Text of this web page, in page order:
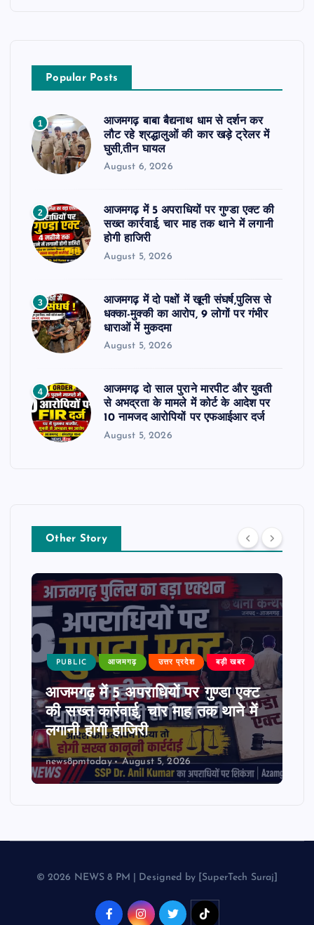
Popular Posts
1
आजमगढ़ बाबा बैद्यनाथ धाम से दर्शन कर
लौट रहे श्रद्धालुओं की कार खड़े ट्रेलर में
घुसी,तीन घायल
August 6, 2026
2
आजमगढ़ में 5 अपराधियों पर गुण्डा एक्ट की
सख्त कार्रवाई, चार माह तक थाने में लगानी
होगी हाजिरी
August 5, 2026
3
आजमगढ़ में दो पक्षों में खूनी संघर्ष,पुलिस से
धक्का-मुक्की का आरोप, 9 लोगों पर गंभीर
धाराओं में मुकदमा
August 5, 2026
4
आजमगढ़ दो साल पुराने मारपीट और युवती
से अभद्रता के मामले में कोर्ट के आदेश पर
10 नामजद आरोपियों पर एफआईआर दर्ज
August 5, 2026
Other Story
PUBLIC आजमगढ़ उत्तर प्रदेश बड़ी खबर
आजमगढ़ में 5 अपराधियों पर गुण्डा एक्ट
की सख्त कार्रवाई, चार माह तक थाने में
लगानी होगी हाजिरी
news8pmtoday August 5, 2026
© 2026 NEWS 8 PM | Designed by [SuperTech Suraj]